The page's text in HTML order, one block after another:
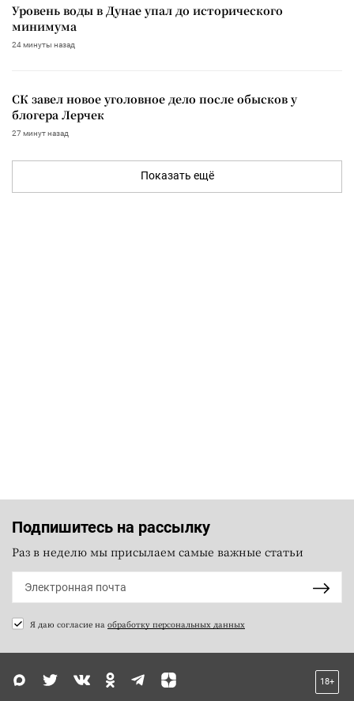
Уровень воды в Дунае упал до исторического
минимума
24 минуты назад
СК завел новое уголовное дело после обысков у
блогера Лерчек
27 минут назад
Показать ещё
Подпишитесь на рассылку
Раз в неделю мы присылаем самые важные статьи
Я даю согласие на обработку персональных данных
18+